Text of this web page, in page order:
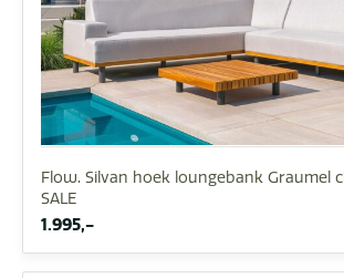
Flow. Silvan hoek loungebank Graumel
SALE
1.995,-